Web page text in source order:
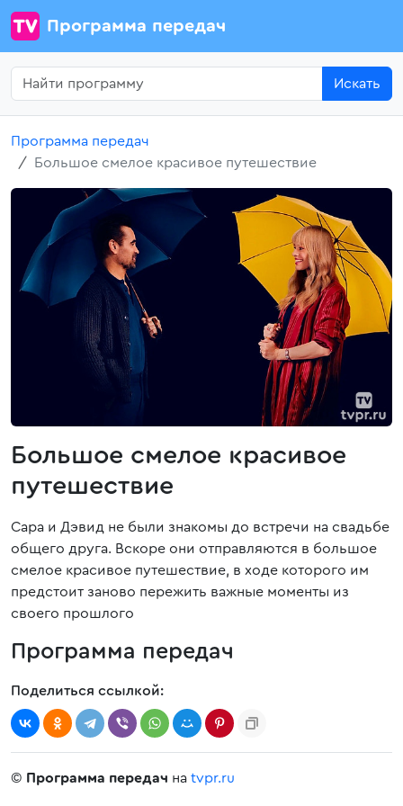
Программа передач
Искать
Программа передач
Большое смелое красивое путешествие
Большое смелое красивое
путешествие
Сара и Дэвид не были знакомы до встречи на свадьбе
общего друга. Вскоре они отправляются в большое
смелое красивое путешествие, в ходе которого им
предстоит заново пережить важные моменты из
своего прошлого
Программа передач
Поделиться ссылкой:
© Программа передач на tvpr.ru